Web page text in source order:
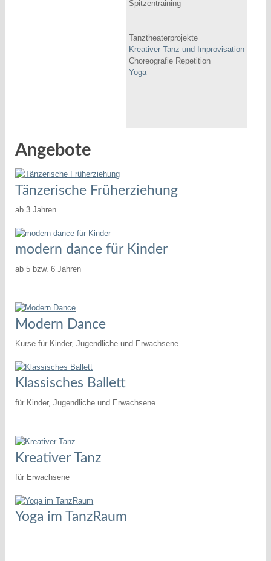
Spitzentraining
Tanztheaterprojekte
Kreativer Tanz und Improvisation
Choreografie Repetition
Yoga
Angebote
Tänzerische Früherziehung
ab 3 Jahren
modern dance für Kinder
ab 5 bzw. 6 Jahren
Modern Dance
Kurse für Kinder, Jugendliche und Erwachsene
Klassisches Ballett
für Kinder, Jugendliche und Erwachsene
Kreativer Tanz
für Erwachsene
Yoga im TanzRaum